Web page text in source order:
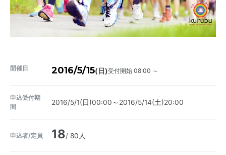
開催日 2016/5/15(日)受付開始 08:00 ～
申込受付期
間
2016/5/1(日)00:00～2016/5/14(土)20:00
申込者/定員 18/ 80人